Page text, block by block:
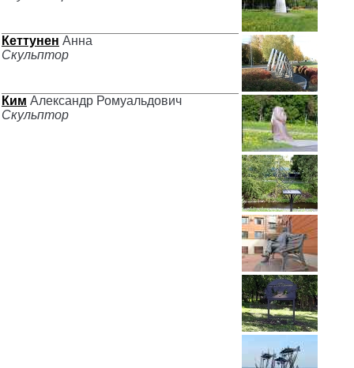
Кеттунен Анна
Скульптор
Ким Александр Ромуальдович
Скульптор